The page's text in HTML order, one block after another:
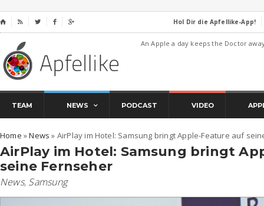
⌂     Hol Dir die Apfellike-App!
An Apple a day keeps the Doctor
TEAM NEWS PODCAST VIDEO
Home »News » AirPlay im Hotel: Samsung bringt Apple-Feature auf
AirPlay im Hotel: Samsung bringt
seine Fernseher
News, Samsung